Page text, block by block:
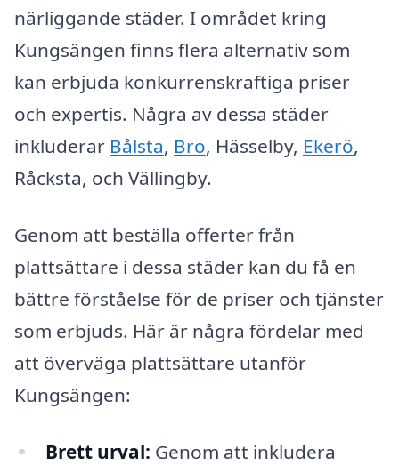
närliggande städer. I området kring
Kungsängen finns flera alternativ som
kan erbjuda konkurrenskraftiga priser
och expertis. Några av dessa städer
inkluderar Bålsta, Bro, Hässelby, Ekerö,
Råcksta, och Vällingby.
Genom att beställa offerter från
plattsättare i dessa städer kan du få en
bättre förståelse för de priser och tjänster
som erbjuds. Här är några fördelar med
att överväga plattsättare utanför
Kungsängen:
Brett urval: Genom att inkludera